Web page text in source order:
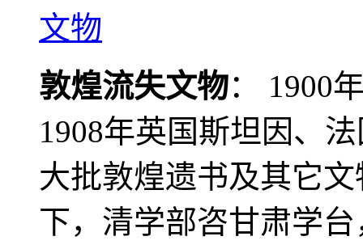
敦煌流失文物： 1900
1908年英国斯坦因、
大批敦煌遗书及其它
下，清学部咨甘肃学